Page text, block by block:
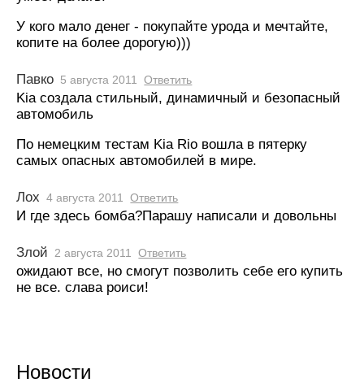
У кого мало денег - покупайте урода и мечтайте,
копите на более дорогую)))
Павко 5 августа 2011 Ответить
Kia создала стильный, динамичный и безопасный
автомобиль
По немецким тестам Kia Rio вошла в пятерку
самых опасных автомобилей в мире.
Лох 4 августа 2011 Ответить
И где здесь бомба?Парашу написали и довольны
Злой 2 августа 2011 Ответить
ожидают все, но смогут позволить себе его купить
не все. слава роиси!
Новости